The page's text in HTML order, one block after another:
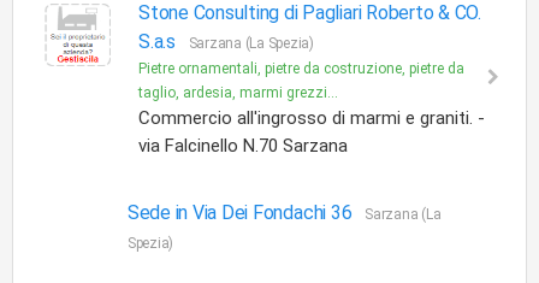
Stone Consulting di Pagliari Roberto & CO.
S.a.s
Sarzana (La Spezia)
Pietre ornamentali, pietre da costruzione, pietre da
taglio, ardesia, marmi grezzi...
Commercio all'ingrosso di marmi e graniti. -
via Falcinello N.70 Sarzana
Sede in Via Dei Fondachi 36
Sarzana (La
Spezia)